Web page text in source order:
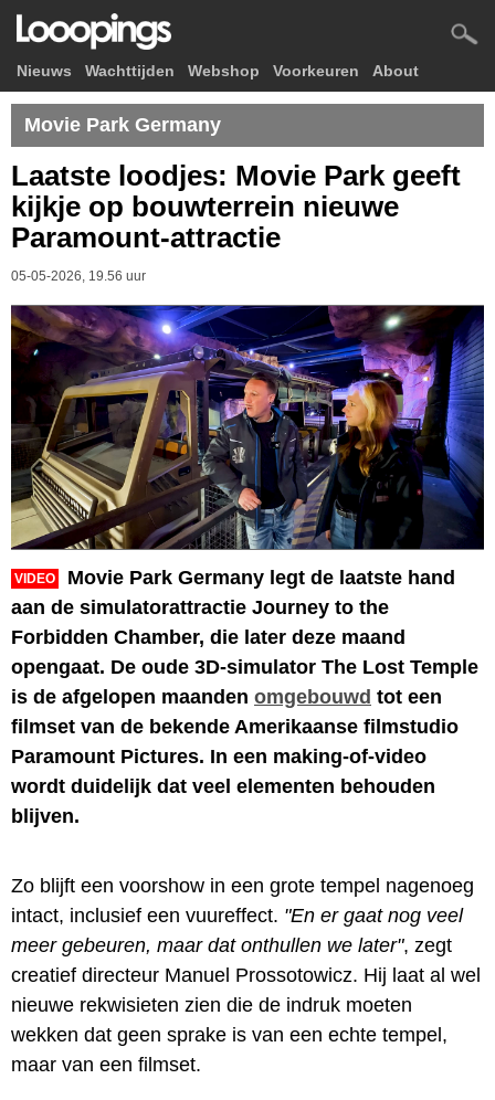
Nieuws Wachttijden Webshop Voorkeuren About
Movie Park Germany
Laatste loodjes: Movie Park geeft
kijkje op bouwterrein nieuwe
Paramount-attractie
05-05-2026, 19.56 uur
VIDEO
Movie Park Germany legt de laatste hand
aan de simulatorattractie Journey to the
Forbidden Chamber, die later deze maand
opengaat. De oude 3D-simulator The Lost Temple
is de afgelopen maanden omgebouwd tot een
filmset van de bekende Amerikaanse filmstudio
Paramount Pictures. In een making-of-video
wordt duidelijk dat veel elementen behouden
blijven.
Zo blijft een voorshow in een grote tempel nagenoeg
intact, inclusief een vuureffect. "En er gaat nog veel
meer gebeuren, maar dat onthullen we later", zegt
creatief directeur Manuel Prossotowicz. Hij laat al wel
nieuwe rekwisieten zien die de indruk moeten
wekken dat geen sprake is van een echte tempel,
maar van een filmset.